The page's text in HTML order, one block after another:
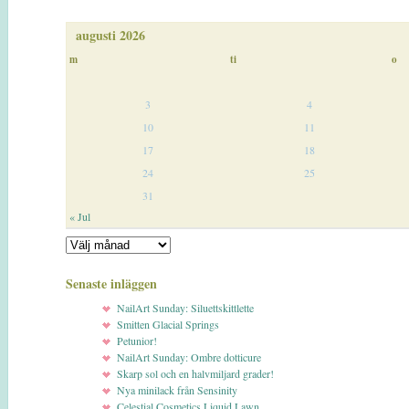
augusti 2026
m ti o
« Jul
3
4
10
11
17
18
24
25
31
Senaste inläggen
NailArt Sunday: Siluettskittlette
Smitten Glacial Springs
Petunior!
NailArt Sunday: Ombre dotticure
Skarp sol och en halvmiljard grader!
Nya minilack från Sensinity
Celestial Cosmetics Liquid Lawn